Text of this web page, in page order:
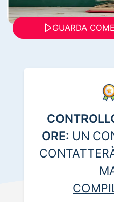
GUARDA
ORE: UN